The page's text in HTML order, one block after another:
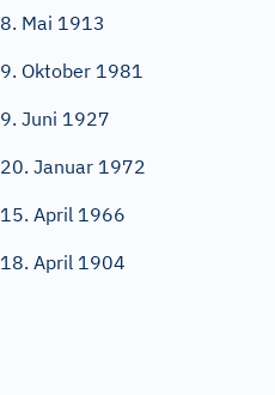
8. Mai 1913
9. Oktober 1981
9. Juni 1927
20. Januar 1972
15. April 1966
18. April 1904